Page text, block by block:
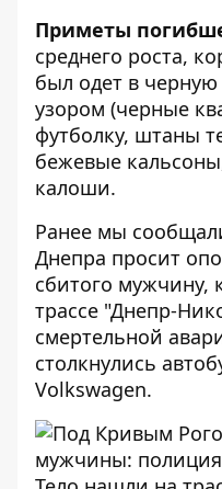
Приметы
среднего роста,
был одет в
узором (черные
футболку, штаны
бежевые
калоши.
Ранее мы
Днепра просит
сбитого мужчину,
трассе "Днепр-
смертельной
столкнулись
Volkswagen.